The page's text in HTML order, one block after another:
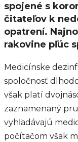
spojené s
čitateľov k
opatrení.
rakovine pľúc
Medicínske
spoločnosť
však platí
zaznamenaný
vyhľadávajú
počítačom však